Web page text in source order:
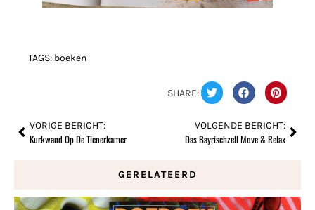
TAGS: boeken
SHARE:
VORIGE BERICHT:
Kurkwand Op De Tienerkamer
VOLGENDE BERICHT:
Das Bayrischzell Move & Relax
GERELATEERD